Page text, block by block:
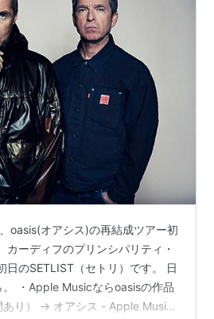
エル・ギャラガーズ・ハイ・フ
イング・バーズ(初回生産限定
)(DVD付)
ーティスト:
ノエル・ギャラガー
・ハイ・フライング・バーズ
件) を見る
Lucian Randall
/メーカー:John Blake
:2013/05/01
ア:
ハードカバー
ク
: 1回
品を含むブログを見る
oasis(オアシス)の再結成ツアー初
カーディフのプリンシパリティ・
日のSETLIST（セトリ）です。 日
・Apple Musicならoasisの作品
あり） → オアシス - Apple Music